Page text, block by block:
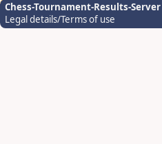
Chess-Tournament-Results-Server
Legal details/Terms of use